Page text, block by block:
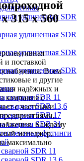
удлиненная SDR
удлиненная SDR
удлиненная SDR
удлиненная SDR
сварная SDR 11
сварная SDR 13,6
сварная SDR 17
сварная SDR 21
фитинги
SDR 11
315 х 560
и поставкой
Всем
и другие
надёжных и
компания с
с частными
Каждому
менеджер,
максимально